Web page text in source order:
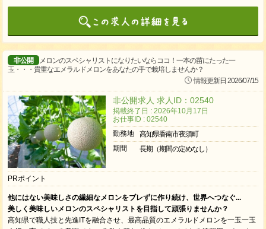
非公開
メロンのスペシャリストになりたいならココ！一本の苗にたった一
玉・・・貴重なエメラルドメロンをあなたの手で栽培しませんか？
情報更新日 2026/07/15
非公開求人 求人ID：02540
掲載終了日 : 2026年10月17日
お仕事ID : 02540
勤務地
高知県香南市夜須町
期間
長期（期間の定めなし）
PRポイント
他にはない美味しさの繊細なメロンをブレずに作り続け、世界へつなぐ...
美しく美味しいメロンのスペシャリストを目指して頑張りませんか？
高知県で職人技と先進ITを融合させ、最高品質のエメラルドメロンを一玉一玉